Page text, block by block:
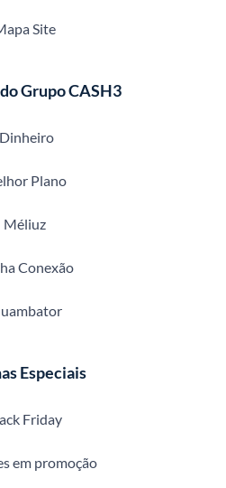
Site
Grupo CASH3
Plano
Méliuz
Conexão
Especiais
Friday
em promoção